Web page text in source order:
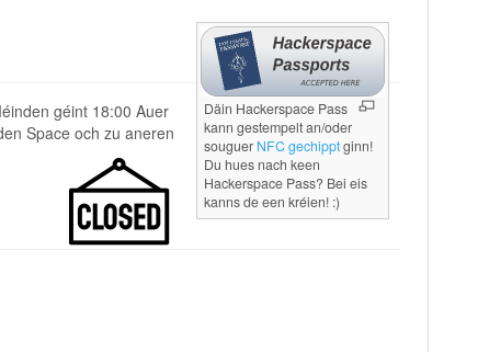
Däin Hackerspace Pass
kann gestempelt an/oder
souguer NFC gechipptginn!
Du hues nach keen
Hackerspace Pass? Bei eis
kanns de een kréien! :)
géint 18:00 Auer
Space och zu aneren